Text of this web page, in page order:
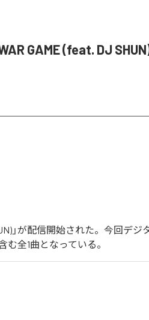
GAME (feat. DJ
」が配信開始された。今回デジ
む全1曲となっている。